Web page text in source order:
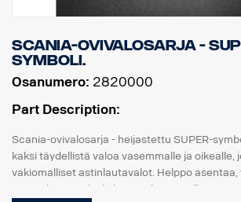
Scania-ovivalosarja -
symboli.
Osanumero: 2820000
Part Description:
Scania-ovivalosarja - heijastettu SUPER-
kaksi täydellistä valoa vasemmalle ja oikealle,
vakiomalliset astinlautavalot. Helppo asentaa,
ruuvitaltta. "Kytke ja käytä" -liitäntä